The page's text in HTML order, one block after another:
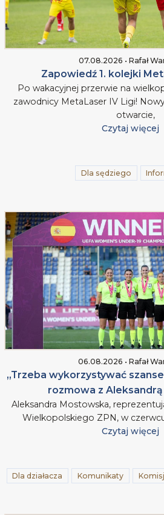
07.08.2026 • Rafał
Zapowiedź 1. kolejki
Po wakacyjnej przerwie na
zawodnicy MetaLaser IV Ligi!
otwarcie,
Czytaj więcej
Dla sędziego
06.08.2026 • Rafał
„Trzeba wykorzystywać
rozmowa z
Aleksandra Mostowska,
Wielkopolskiego ZPN, w
Czytaj więcej
Dla działacza Komunikaty